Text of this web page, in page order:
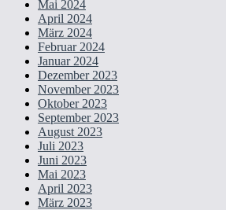
Mai 2024
April 2024
März 2024
Februar 2024
Januar 2024
Dezember 2023
November 2023
Oktober 2023
September 2023
August 2023
Juli 2023
Juni 2023
Mai 2023
April 2023
März 2023